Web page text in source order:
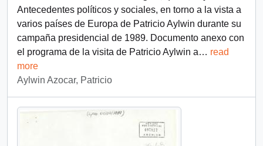
Antecedentes políticos y sociales, en torno a la vista a
varios países de Europa de Patricio Aylwin durante su
campaña presidencial de 1989. Documento anexo con
el programa de la visita de Patricio Aylwin a… read
more
Aylwin Azocar, Patricio